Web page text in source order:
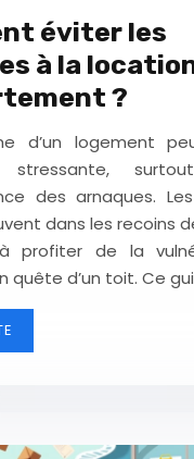
éviter les
à la
?
d’un logement
stressante,
des arnaques.
dans les recoins
profiter de la
quête d’un toit. Ce